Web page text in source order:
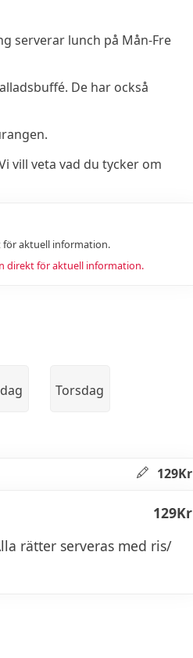
serverar lunch på Mån-Fre
De har också
vill veta vad du tycker om
för aktuell information.
direkt för aktuell information.
Torsdag
129Kr
129Kr
rätter serveras med ris/